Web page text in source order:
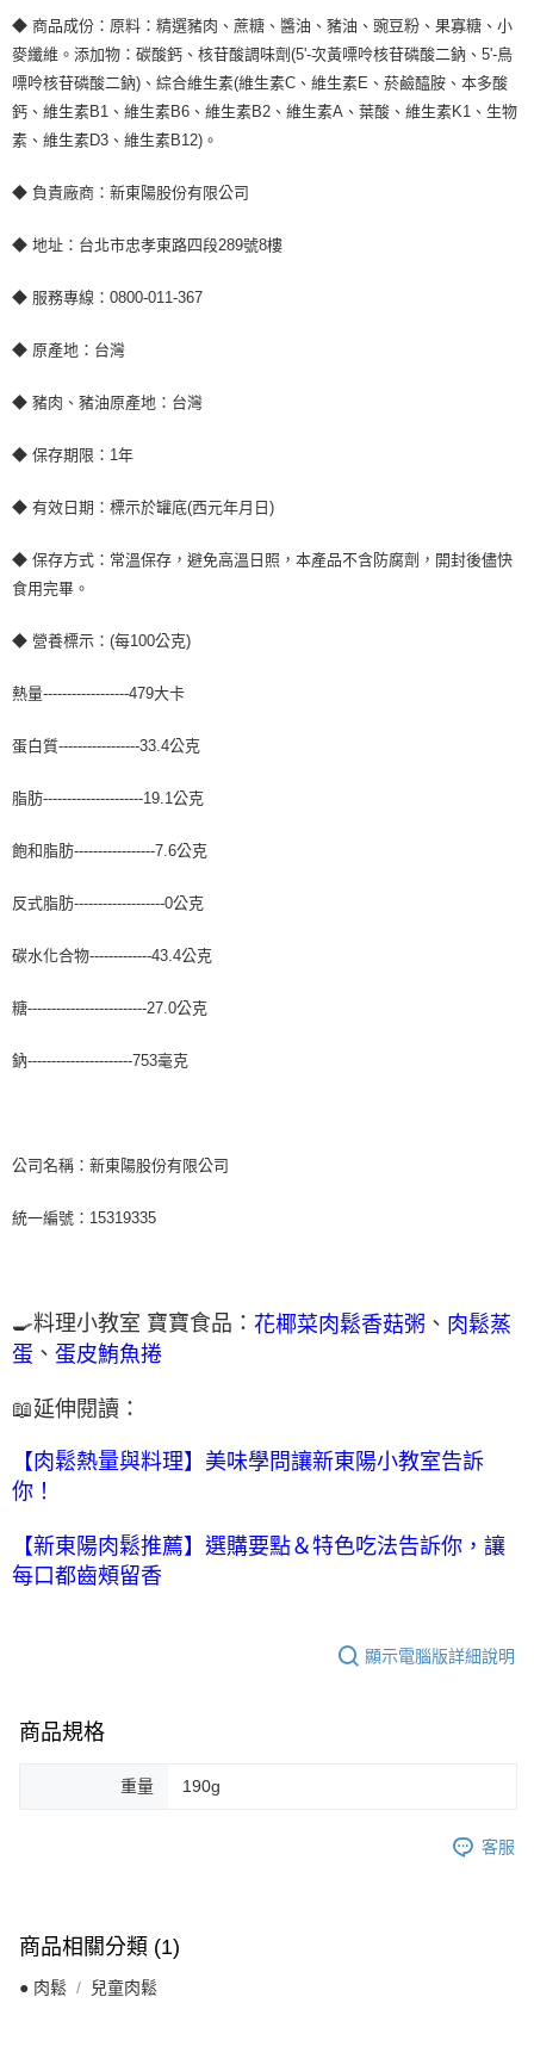
◆ 商品成份：原料：精選豬肉、蔗糖、醬油、豬油、豌豆粉、果寡糖、小
麥纖維。添加物：碳酸鈣、核苷酸調味劑(5'-次黃嘌呤核苷磷酸二鈉、5'-鳥
嘌呤核苷磷酸二鈉)、綜合維生素(維生素C、維生素E、菸鹼醯胺、本多酸
鈣、維生素B1、維生素B6、維生素B2、維生素A、葉酸、維生素K1、生物
素、維生素D3、維生素B12)。
◆ 負責廠商：新東陽股份有限公司
◆ 地址：台北市忠孝東路四段289號8樓
◆ 服務專線：0800-011-367
◆ 原產地：台灣
◆ 豬肉、豬油原產地：台灣
◆ 保存期限：1年
◆ 有效日期：標示於罐底(西元年月日)
◆ 保存方式：常溫保存，避免高溫日照，本產品不含防腐劑，開封後儘快
食用完畢。
◆ 營養標示：(每100公克)
熱量------------------479大卡
蛋白質-----------------33.4公克
脂肪---------------------19.1公克
飽和脂肪-----------------7.6公克
反式脂肪-------------------0公克
碳水化合物-------------43.4公克
糖-------------------------27.0公克
鈉----------------------753毫克
公司名稱：新東陽股份有限公司
統一編號：15319335
🍳料理小教室 寶寶食品： 花椰菜肉鬆香菇粥 、 肉鬆蒸
蛋 、 蛋皮鮪魚捲
📖延伸閱讀：
【肉鬆熱量與料理】美味學問讓新東陽小教室告訴
你！
【新東陽肉鬆推薦】選購要點＆特色吃法告訴你，讓
每口都齒頰留香
顯示電腦版詳細說明
商品規格
重量 190g
客服
商品相關分類 (1)
● 肉鬆 兒童肉鬆